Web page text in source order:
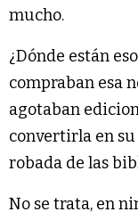
mucho.
¿Dónde están
compraban esa
agotaban
convertirla en su
robada de las
No se trata, en